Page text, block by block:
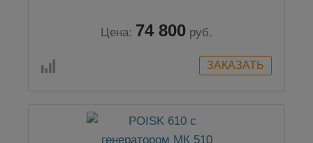
Цена: 74 800 руб.